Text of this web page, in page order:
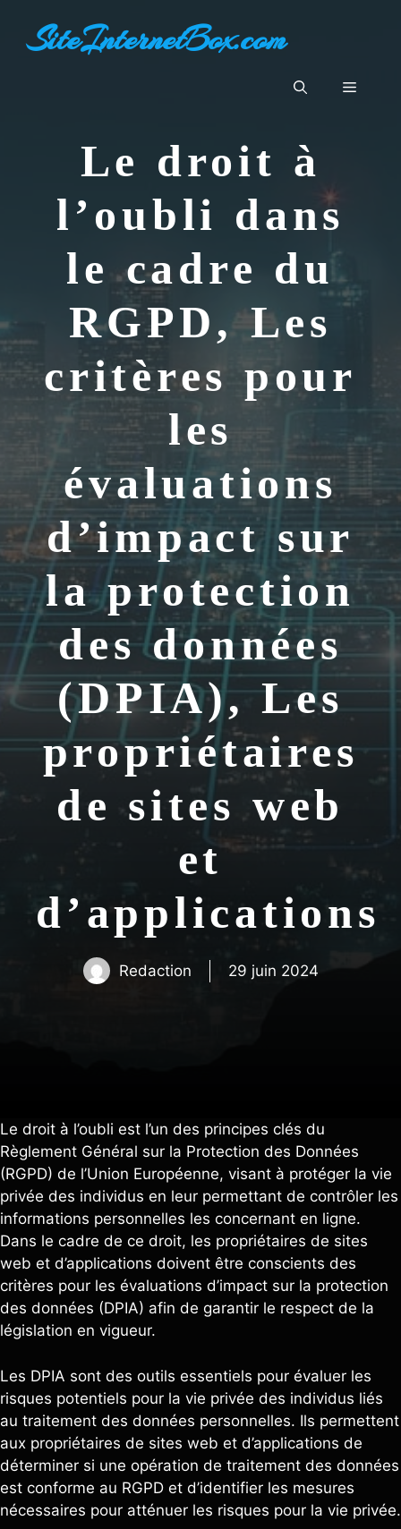
contenuSiteInternetBox.com
Menu
Le droit à
l’oubli dans
le cadre du
RGPD, Les
critères pour
les
évaluations
d’impact sur
la protection
des données
(DPIA), Les
propriétaires
de sites web
et
d’applications
Redaction 29 juin 2024
Le droit à l’oubli est l’un des principes clés du
Règlement Général sur la Protection des Données
(RGPD) de l’Union Européenne, visant à protéger la vie
privée des individus en leur permettant de contrôler les
informations personnelles les concernant en ligne.
Dans le cadre de ce droit, les propriétaires de sites
web et d’applications doivent être conscients des
critères pour les évaluations d’impact sur la protection
des données (DPIA) afin de garantir le respect de la
législation en vigueur.
Les DPIA sont des outils essentiels pour évaluer les
risques potentiels pour la vie privée des individus liés
au traitement des données personnelles. Ils permettent
aux propriétaires de sites web et d’applications de
déterminer si une opération de traitement des données
est conforme au RGPD et d’identifier les mesures
nécessaires pour atténuer les risques pour la vie privée.